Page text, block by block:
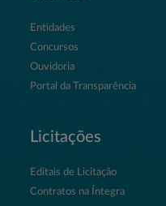
Entidades
Concursos
Ouvidoria
Portal da Transparência
Licitações
Editais de Licitação
Contratos na Íntegra